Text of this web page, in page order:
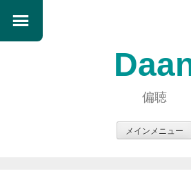
偏聴
メインメニュー